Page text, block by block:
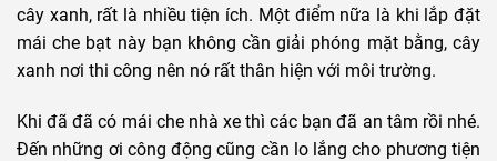
cây xanh, rất là nhiều tiện ích. Một điểm nữa là khi lắp đặt
mái che bạt này bạn không cần giải phóng mặt bằng, cây
xanh nơi thi công nên nó rất thân hiện với môi trường.
Khi đã đã có mái che nhà xe thì các bạn đã an tâm rồi nhé.
Đến những ơi công động cũng cần lo lắng cho phương tiện